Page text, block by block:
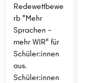
Redewettbewe
rb "Mehr
Sprachen –
mehr WIR" für
Schüler:innen
aus.
Schüler:innen